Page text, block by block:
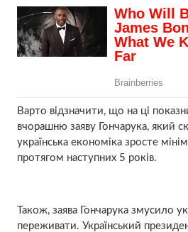
Варто відзначити, що на ці
вчорашню заяву Гончарука, який
українська економіка зросте
протягом наступних 5 років.
Також, заява Гончарука змусило
переживати. Український